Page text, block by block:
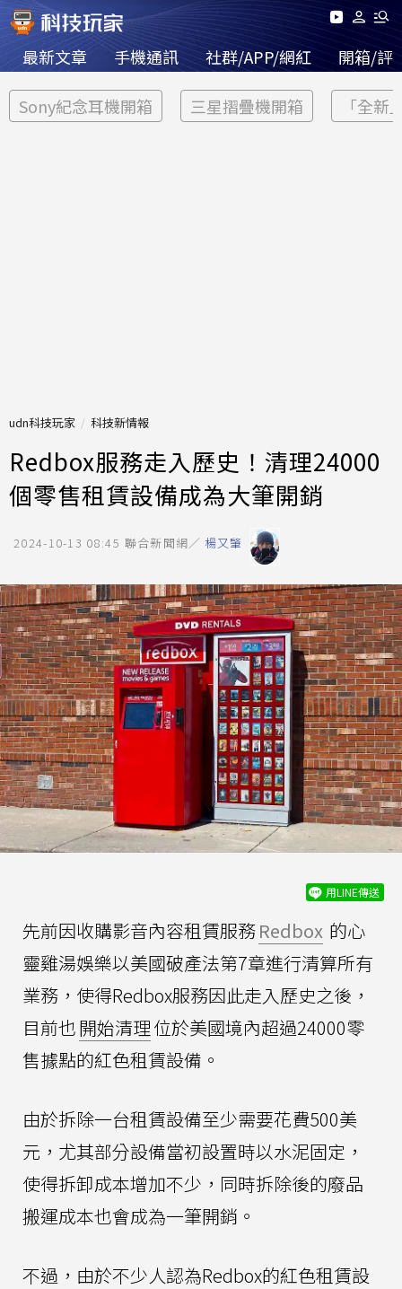
最新文章 手機通訊 社群/APP/網紅 開箱/評
Sony紀念耳機開箱 三星摺疊機開箱 「全新
udn科技玩家 科技新情報
Redbox服務走入歷史！清理24000
個零售租賃設備成為大筆開銷
2024-10-13 08:45 聯合新聞網／ 楊又肇
用LINE傳送
先前因收購影音內容租賃服務Redbox 的心
靈雞湯娛樂以美國破產法第7章進行清算所有
業務，使得Redbox服務因此走入歷史之後，
目前也開始清理位於美國境內超過24000零
售據點的紅色租賃設備。
由於拆除一台租賃設備至少需要花費500美
元，尤其部分設備當初設置時以水泥固定，
使得拆卸成本增加不少，同時拆除後的廢品
搬運成本也會成為一筆開銷。
不過，由於不少人認為Redbox的紅色租賃設